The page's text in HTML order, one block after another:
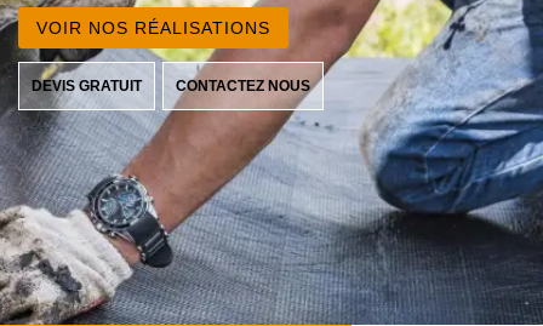
VOIR NOS RÉALISATIONS
DEVIS GRATUIT CONTACTEZ NOUS